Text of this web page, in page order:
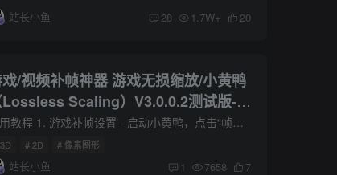
升补+1DLC
站长小鱼 28 1.7W+ 20
/视频补帧神器 游戏无损缩放/小黄鸭
Lossless Scaling）V3.0.0.2测试版-官
体
使用教程 1. 游戏补帧设置 - 启动小黄鸭，点击“帧生成”选项卡，选择 LSFG 3.0； - 设置快捷键（默认`Ctrl+Alt+S`），勾选“自动抗锯齿”减少模糊； - 运行游戏后按快捷键激活补帧，画面左上角...
# 2D # 像素图形
站长小鱼 1 7658 7